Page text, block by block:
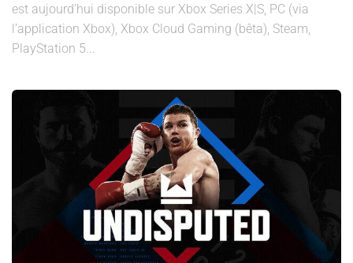
est aujourd’hui disponible sur Xbox Series X|S, PC (via
l’application Xbox), Xbox Cloud Gaming (bêta), Steam,
PlayStation 5...